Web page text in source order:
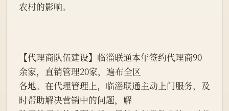
农村的影响。
【代理商队伍建设】临淄联通本年签约代理商90
余家，直销管理20家，遍布全区
各地。在代理管理上，临淄联通主动上门服务，及
时帮助解决营销中的问题，解